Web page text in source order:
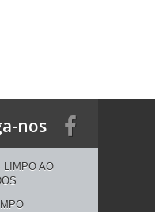
nos